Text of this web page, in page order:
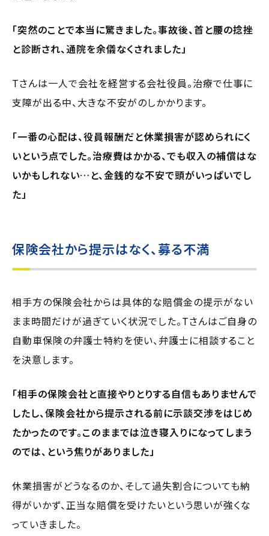
「突然のことで本当に驚きました。事故後、首と腰の捻挫
と診断され、通院を余儀なくされました」
Tさんは一人で会社を経営する会社役員。治療で仕事に
支障が出る中、大きな不安がのしかかります。
「一番の心配は、役員報酬だと休業損害が認められにく
いという点でした。治療費はかかる、でも収入の補償はな
いかもしれない…と、金銭的な不安で頭がいっぱいでし
た」
保険会社から提示はなく、募る不満
相手方の保険会社からは具体的な賠償金の提示がない
まま時間だけが過ぎていく状況でした。Tさんはご自身の
自動車保険の弁護士特約を使い、弁護士に相談すること
を決意します。
「相手の保険会社と直接やりとりする自信もありませんで
したし、保険会社から提示される前に示談交渉をはじめ
たかったのです。このままでは泣き寝入りになってしまう
のでは、という焦りがありました」
休業損害がどうなるのか、そして過失割合についても納
得がいかず、正当な賠償を受けたいという思いが強くな
っていきました。